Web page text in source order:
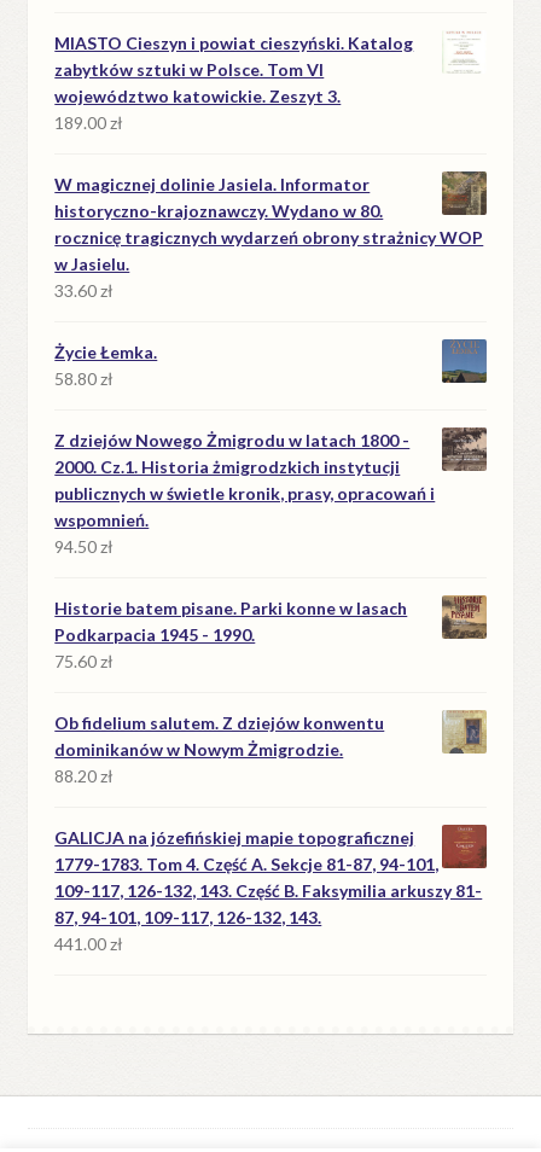
MIASTO Cieszyn i powiat cieszyński. Katalog
zabytków sztuki w Polsce. Tom VI
województwo katowickie. Zeszyt 3.
189.00zł
W magicznej dolinie Jasiela. Informator
historyczno-krajoznawczy. Wydano w 80.
rocznicę tragicznych wydarzeń obrony strażnicy WOP
w Jasielu.
33.60zł
Życie Łemka.
58.80zł
Z dziejów Nowego Żmigrodu w latach 1800 -
2000. Cz.1. Historia żmigrodzkich instytucji
publicznych w świetle kronik, prasy, opracowań i
wspomnień.
94.50zł
Historie batem pisane. Parki konne w lasach
Podkarpacia 1945 - 1990.
75.60zł
Ob fidelium salutem. Z dziejów konwentu
dominikanów w Nowym Żmigrodzie.
88.20zł
GALICJA na józefińskiej mapie topograficznej
1779-1783. Tom 4. Część A. Sekcje 81-87, 94-101,
109-117, 126-132, 143. Część B. Faksymilia arkuszy 81-
87, 94-101, 109-117, 126-132, 143.
441.00zł